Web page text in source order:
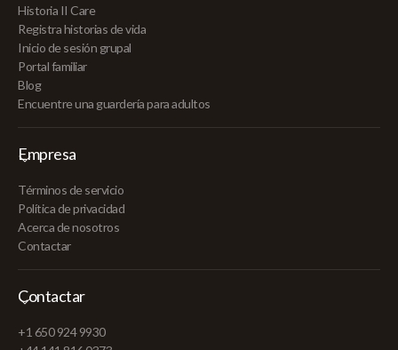
Historia II Care
Registra historias de vida
Inicio de sesión grupal
Portal familiar
Blog
Encuentre una guardería para adultos
Empresa
Términos de servicio
Política de privacidad
Acerca de nosotros
Contactar
Contactar
+1 650 924 9930